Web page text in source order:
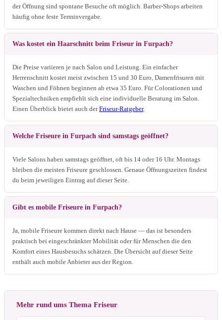
der Öffnung sind spontane Besuche oft möglich. Barber-Shops arbeiten
häufig ohne feste Terminvergabe.
Was kostet ein Haarschnitt beim Friseur in Furpach?
Die Preise variieren je nach Salon und Leistung. Ein einfacher
Herrenschnitt kostet meist zwischen 15 und 30 Euro, Damenfrisuren mit
Waschen und Föhnen beginnen ab etwa 35 Euro. Für Colorationen und
Spezialtechniken empfiehlt sich eine individuelle Beratung im Salon.
Einen Überblick bietet auch derFriseur-Ratgeber.
Welche Friseure in Furpach sind samstags geöffnet?
Viele Salons haben samstags geöffnet, oft bis 14 oder 16 Uhr. Montags
bleiben die meisten Friseure geschlossen. Genaue Öffnungszeiten findest
du beim jeweiligen Eintrag auf dieser Seite.
Gibt es mobile Friseure in Furpach?
Ja, mobile Friseure kommen direkt nach Hause — das ist besonders
praktisch bei eingeschränkter Mobilität oder für Menschen die den
Komfort eines Hausbesuchs schätzen. Die Übersicht auf dieser Seite
enthält auch mobile Anbieter aus der Region.
Mehr rund ums Thema Friseur